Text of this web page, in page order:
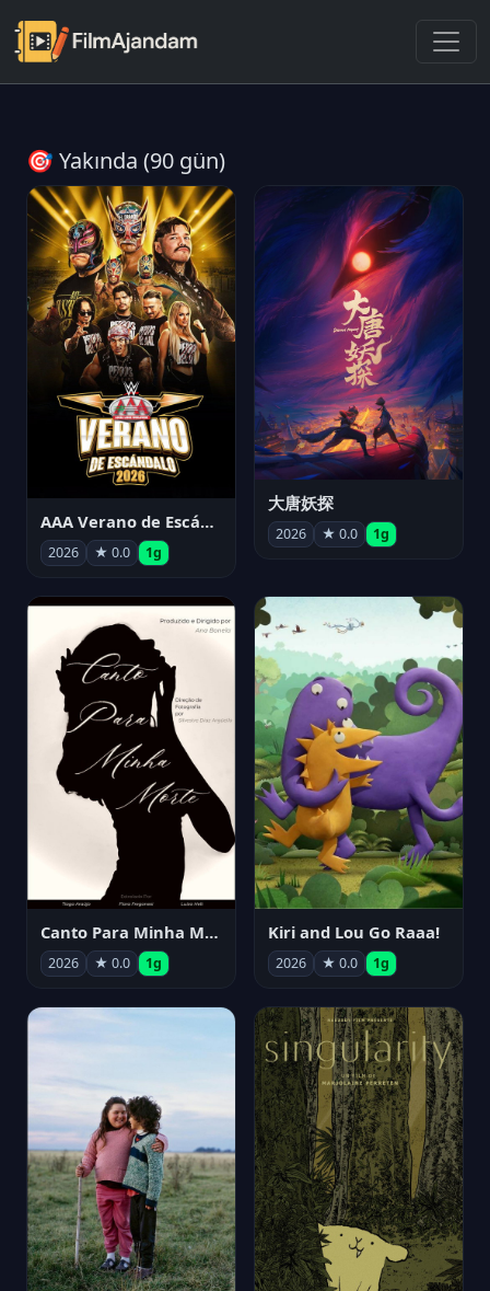
🎯 Yakında (90 gün)
AAA Verano de Escándalo 2026 - Week 3
2026 ★ 0.0 1g
大唐妖探
2026 ★ 0.0 1g
Canto Para Minha Morte
2026 ★ 0.0 1g
Kiri and Lou Go Raaa!
2026 ★ 0.0 1g